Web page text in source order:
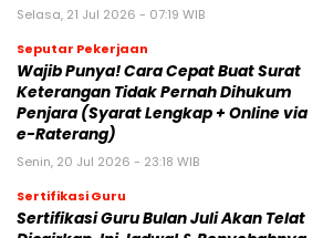
Selasa, 21 Jul 2026 - 07:19 WIB
Seputar Pekerjaan
Wajib Punya! Cara Cepat Buat Surat
Keterangan Tidak Pernah Dihukum
Penjara (Syarat Lengkap + Online via
e-Raterang)
Senin, 20 Jul 2026 - 23:18 WIB
Sertifikasi Guru
Sertifikasi Guru Bulan Juli Akan Telat